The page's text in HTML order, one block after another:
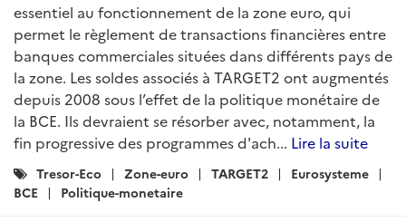
essentiel au fonctionnement de la zone euro, qui
permet le règlement de transactions financières entre
banques commerciales situées dans différents pays de
la zone. Les soldes associés à TARGET2 ont augmentés
depuis 2008 sous l’effet de la politique monétaire de
la BCE. Ils devraient se résorber avec, notamment, la
fin progressive des programmes d'ach... Lire la suite
Catégories
:
Tresor-Eco Zone-euro TARGET2
Eurosysteme
BCE
Politique-monetaire